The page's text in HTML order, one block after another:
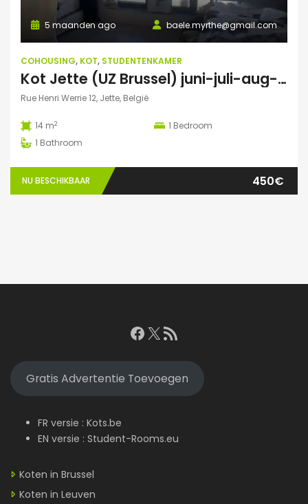
baele.myrthe@gmail.com
5 maanden ago
COHOUSING, KOT, STUDENTENKAMER
Kot Jette (UZ Brussel) juni-juli-aug-sept 2026
Rue Henri Werrie 12, Jette, België
14 m2 1 Bedroom
1 Bathroom
NU BESCHIKBAAR 450€
Facebook
X RSS feed
Gratis Advertentie Toevoegen
FR versie : Kots.be
EN versie : Student-Rooms.eu
Koten in Brussel
Koten in Leuven